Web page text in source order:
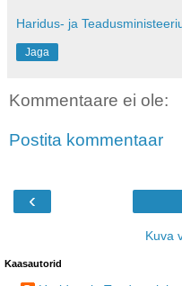
Haridus- ja
Jaga
Kommentaare ei ole:
Postita kommentaar
‹
Kuva
Kaasautorid